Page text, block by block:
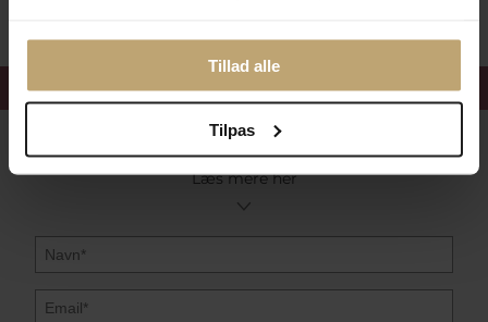
Tillad alle
Tilpas
Få 15%velkomstrabat
Læs mere her